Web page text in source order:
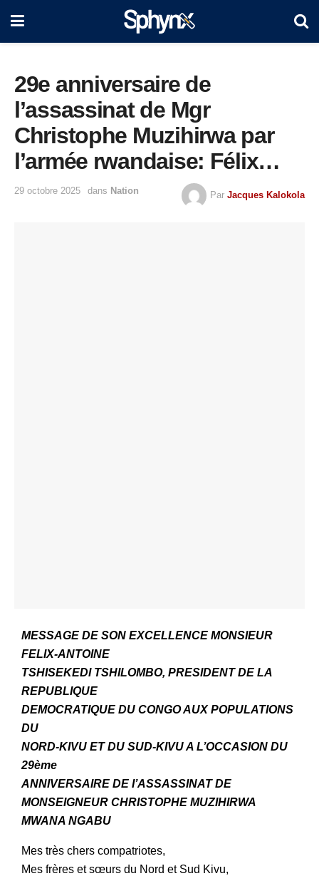
29e anniversaire de
l’assassinat de Mgr
Christophe Muzihirwa par
l’armée rwandaise: Félix
Tshisekedi appelle les
populations de deux Kivu à
29 octobre 2025 dans Nation Par Jacques Kalokola
MESSAGE DE SON EXCELLENCE MONSIEUR
FELIX-ANTOINE
TSHISEKEDI TSHILOMBO, PRESIDENT DE LA
REPUBLIQUE
DEMOCRATIQUE DU CONGO AUX POPULATIONS
DU
NORD-KIVU ET DU SUD-KIVU A L’OCCASION DU
29ème
‎ANNIVERSAIRE DE I’ASSASSINAT DE
MONSEIGNEUR CHRISTOPHE MUZIHIRWA
MWANA NGABU
‎Mes très chers compatriotes,
Mes frères et sœurs du Nord et Sud Kivu,